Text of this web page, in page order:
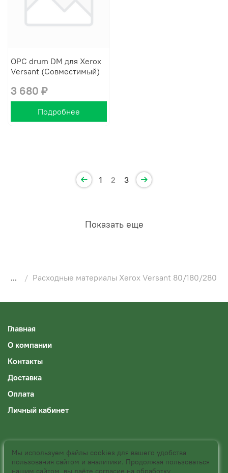
OPC drum DM для Xerox
Versant (Совместимый)
3 680 ₽
Подробнее
1 2 3
Показать еще
... Расходные материалы Xerox Versant 80/180/280
Главная
О компании
Контакты
Доставка
Оплата
Личный кабинет
Оферта и политика конфиденциальности
Пользовательское соглашение
Мы используем файлы cookies для вашего удобства
пользования сайтом и аналитики. Продолжая пользоваться
нашим сайтом, вы даёте согласие на обработку